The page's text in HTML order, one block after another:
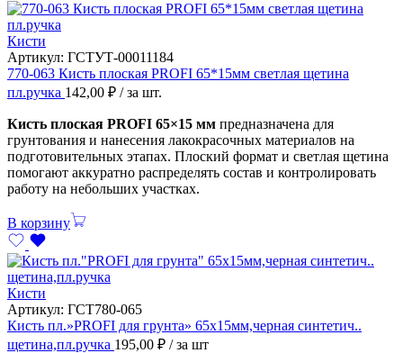
Кисти
Артикул: ГСТУТ-00011184
770-063 Кисть плоская PROFI 65*15мм светлая щетина
пл.ручка 142,00 ₽ / за шт.
Кисть плоская PROFI 65×15 мм предназначена для
грунтования и нанесения лакокрасочных материалов на
подготовительных этапах. Плоский формат и светлая щетина
помогают аккуратно распределять состав и контролировать
работу на небольших участках.
В корзину
Кисти
Артикул: ГСТ780-065
Кисть пл.»PROFI для грунта» 65х15мм,черная синтетич..
щетина,пл.ручка 195,00 ₽ / за шт